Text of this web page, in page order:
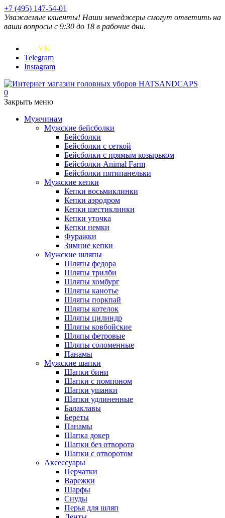
+7 (495) 147-54-01
Уважаемые клиенты! Наши менеджеры смогут ответить на
ваши вопросы с 9:30 до 18 в рабочие дни.
VK
Telegram
Instagram
0
Закрыть меню
Мужчинам
Мужские бейсболки
Бейсболки
Бейсболки с сеткой
Бейсболки с прямым козырьком
Бейсболки Animal Farm
Бейсболки пятипанельки
Мужские кепки
Кепки восьмиклинки
Кепки аэродром
Кепки шестиклинки
Кепки уточка
Кепки немки
Фуражки
Зимние кепки
Мужские шляпы
Шляпы федора
Шляпы трилби
Шляпы хомбург
Шляпы канотье
Шляпы поркпай
Шляпы котелок
Шляпы цилиндр
Шляпы ковбойские
Шляпы фетровые
Шляпы соломенные
Панамы
Мужские шапки
Шапки бини
Шапки с помпоном
Шапки ушанки
Шапки удлиненные
Балаклавы
Береты
Панамы
Шапка докер
Шапки без отворота
Шапки с отворотом
Аксессуары
Перчатки
Варежки
Шарфы
Снуды
Перья для шляп